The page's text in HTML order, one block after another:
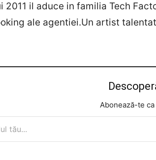
2011 il aduce in familia Tech
ale agentiei.Un artist
Abonează-te